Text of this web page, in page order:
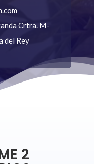
Crtra. M-
del Rey
2